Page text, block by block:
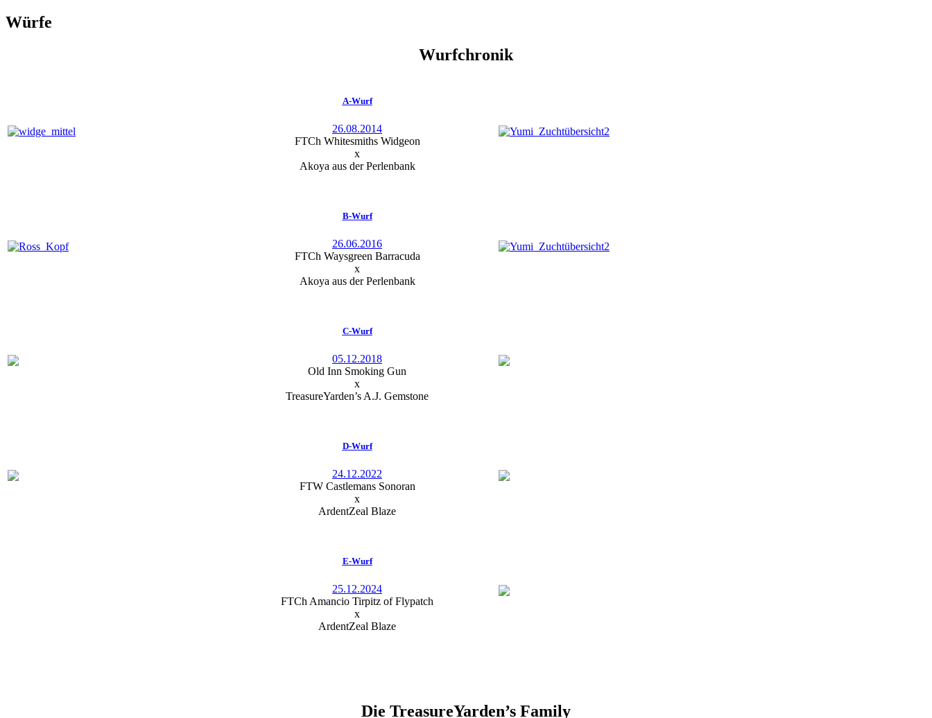
Würfe
Wurfchronik
A-Wurf
26.08.2014
FTCh Whitesmiths Widgeon
x
Akoya aus der Perlenbank
B-Wurf
26.06.2016
FTCh Waysgreen Barracuda
x
Akoya aus der Perlenbank
C-Wurf
05.12.2018
Old Inn Smoking Gun
x
TreasureYarden’s A.J. Gemstone
D-Wurf
24.12.2022
FTW Castlemans Sonoran
x
ArdentZeal Blaze
E-Wurf
25.12.2024
FTCh Amancio Tirpitz of Flypatch
x
ArdentZeal Blaze
Die TreasureYarden’s Family